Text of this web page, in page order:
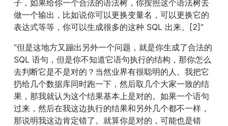
子，如果给你一个合法的语法树，你按照这个语法树去
做一个输出，比如说你可以更换变量名，可以更换它的
表达式等等，你可以生成很多的这种 SQL 出来。[2]”
“但是这地方又蹦出另外一个问题，就是你生成了合法的
SQL 语句，但是你不知道它语句执行的结构，那你怎么
去判断它是不是对的？当然业界有很聪明的人。我把它
扔给几个数据库同时跑一下，然后取几个大家一致的结
果，那我就认为这个结果基本上是对的。如果一个语句
过来，然后在我这边执行的结果和另外几个都不一样，
那说明我这边肯定错了。就算你是对的，可能也是错